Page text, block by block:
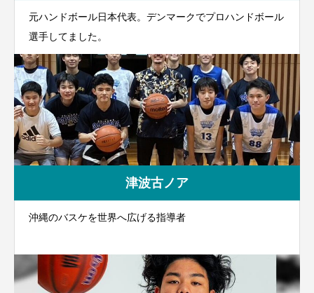
元ハンドボール日本代表。デンマークでプロハンドボール
選手してました。
津波古ノア
沖縄のバスケを世界へ広げる指導者